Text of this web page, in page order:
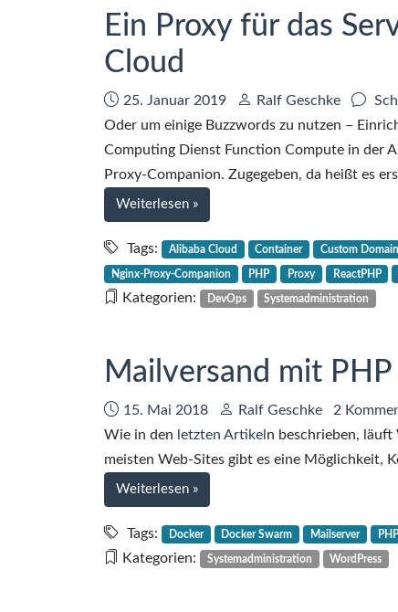
Ein Proxy für das
Cloud
Datum:
25. Januar 2019 Autor:
Ralf Geschke
Oder um einige Buzzwords zu nutzen –
Computing Dienst Function Compute in der
Proxy-Companion. Zugegeben, da heißt es
Weiterlesen bei
Ein
Proxy
für
das
der
Alibaba
»
Tags: Alibaba Cloud Container Custom Domain
Nginx-Proxy-Companion PHP Proxy ReactPHP
Kategorien: DevOps Systemadministration
Mailversand mit
Datum:
15. Mai 2018 Autor:
Ralf Geschke
2
Wie in den letzten Artikel n beschrieben,
meisten Web-Sites gibt es eine Möglichkeit,
Weiterlesen bei
Mailversand
mit
PHP
»
Tags: Docker Docker Swarm Mailserver PHP
Kategorien: Systemadministration WordPress